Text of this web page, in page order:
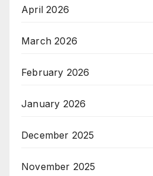
April 2026
March 2026
February 2026
January 2026
December 2025
November 2025